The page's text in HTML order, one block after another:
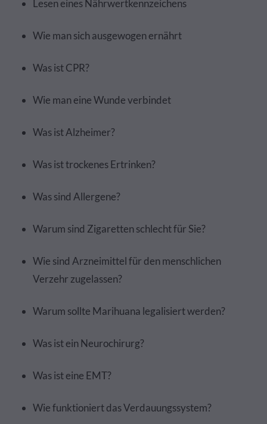
Lesen eines Nährwertkennzeichens
Wie man sich ausgewogen ernährt
Was ist CPR?
Wie man eine Wunde verbindet
Was ist Alzheimer?
Was ist trockenes Ertrinken?
Was sind Allergene?
Warum sind Zigaretten schlecht für Sie?
Wie sind Arzneimittel für den menschlichen
Verzehr zugelassen?
Warum sollte Marihuana legalisiert werden?
Was ist ein Neurochirurg?
Was ist eine EMT?
Wie funktioniert das Verdauungssystem?